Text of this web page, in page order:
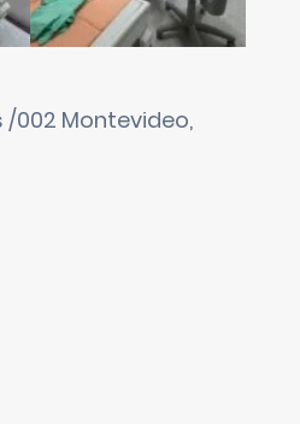
/002 Montevideo,